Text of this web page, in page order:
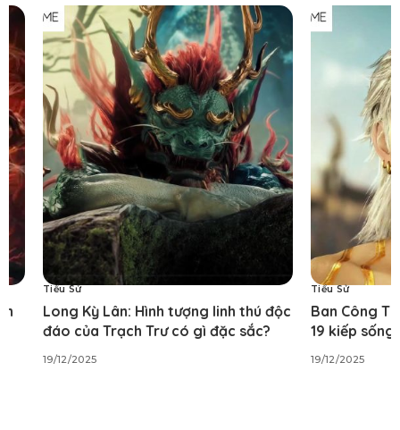
Hình tượng linh thú độc
Trư có gì đặc sắc?
Ban Công Thố trong Mục Thần
19 kiếp sống và cái kết bi tráng